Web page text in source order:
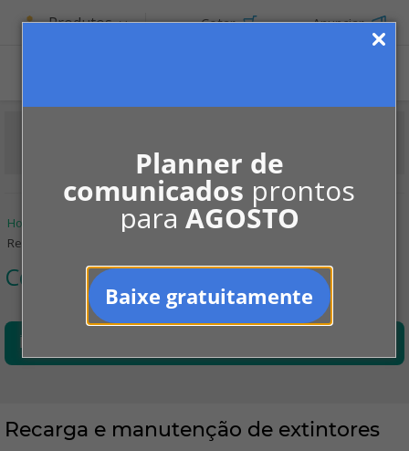
Planner de
comunicados prontos
para AGOSTO
Baixe gratuitamente
Produtos Cotar Anunciar
Home Manutenção
Contra incêndios
Recarga e manutenção de extintores
Contra incêndios
Recarga e manutenção de extintores